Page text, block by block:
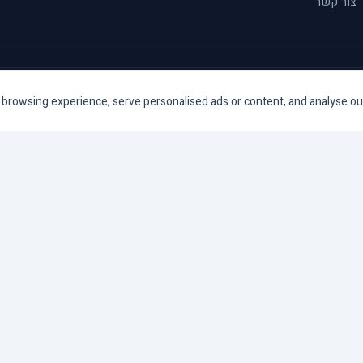
experience, serve personalised ads or content, and analyse